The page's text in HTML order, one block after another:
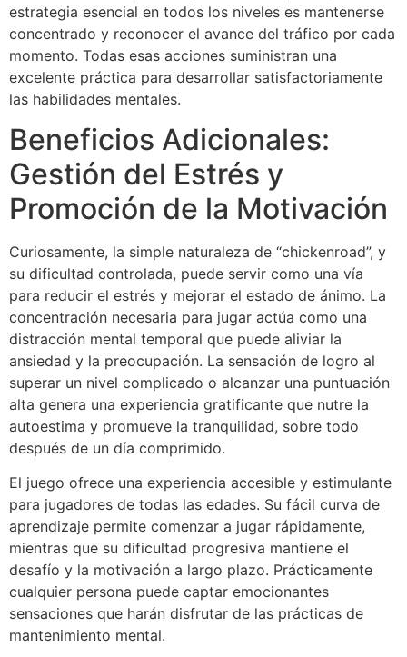
estrategia esencial en todos los niveles es mantenerse
concentrado y reconocer el avance del tráfico por cada
momento. Todas esas acciones suministran una
excelente práctica para desarrollar satisfactoriamente
las habilidades mentales.
Beneficios Adicionales:
Gestión del Estrés y
Promoción de la Motivación
Curiosamente, la simple naturaleza de “chickenroad”, y
su dificultad controlada, puede servir como una vía
para reducir el estrés y mejorar el estado de ánimo. La
concentración necesaria para jugar actúa como una
distracción mental temporal que puede aliviar la
ansiedad y la preocupación. La sensación de logro al
superar un nivel complicado o alcanzar una puntuación
alta genera una experiencia gratificante que nutre la
autoestima y promueve la tranquilidad, sobre todo
después de un día comprimido.
El juego ofrece una experiencia accesible y estimulante
para jugadores de todas las edades. Su fácil curva de
aprendizaje permite comenzar a jugar rápidamente,
mientras que su dificultad progresiva mantiene el
desafío y la motivación a largo plazo. Prácticamente
cualquier persona puede captar emocionantes
sensaciones que harán disfrutar de las prácticas de
mantenimiento mental.